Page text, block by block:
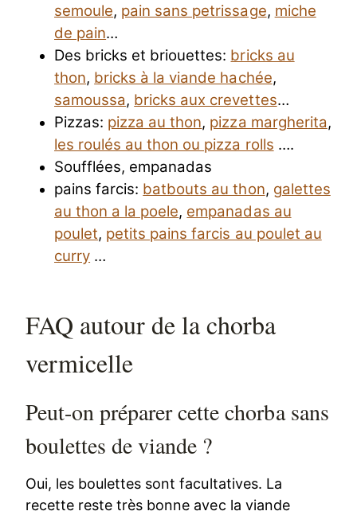
semoule, pain sans petrissage, miche
de pain…
Des bricks et briouettes: bricks au
thon, bricks à la viande hachée,
samoussa, bricks aux crevettes…
Pizzas: pizza au thon, pizza margherita,
les roulés au thon ou pizza rolls ….
Soufflées, empanadas
pains farcis: batbouts au thon, galettes
au thon a la poele, empanadas au
poulet, petits pains farcis au poulet au
curry …
FAQ autour de la chorba
vermicelle
Peut-on préparer cette chorba sans
boulettes de viande ?
Oui, les boulettes sont facultatives. La
recette reste très bonne avec la viande